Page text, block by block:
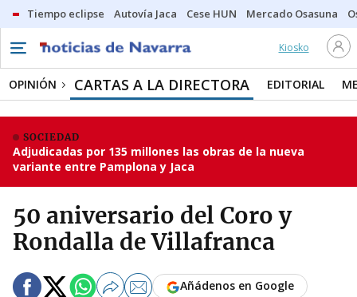
Tiempo eclipse Autovía Jaca Cese HUN Mercado Osasuna
Kiosko
OPINIÓN CARTAS A LA DIRECTORA EDITORIAL
SOCIEDAD
Adjudicadas por 135 millones las obras de la nueva
variante entre Pamplona y Jaca
50 aniversario del Coro y
Rondalla de Villafranca
Añádenos en Google